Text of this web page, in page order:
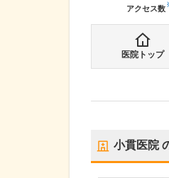
アクセス数
医院トップ
小貫医院